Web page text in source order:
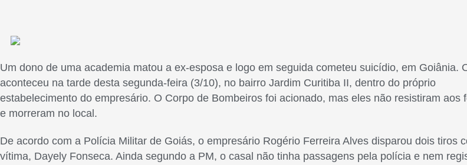
Um dono de uma academia matou a ex-esposa e logo em seguida cometeu suicídio, em Goiânia.
aconteceu na tarde desta segunda-feira (3/10), no bairro Jardim Curitiba II, dentro do próprio
estabelecimento do empresário. O Corpo de Bombeiros foi acionado, mas eles não resistiram aos
e morreram no local.
De acordo com a Polícia Militar de Goiás, o empresário Rogério Ferreira Alves disparou dois tiros
vítima, Dayely Fonseca. Ainda segundo a PM, o casal não tinha passagens pela polícia e nem